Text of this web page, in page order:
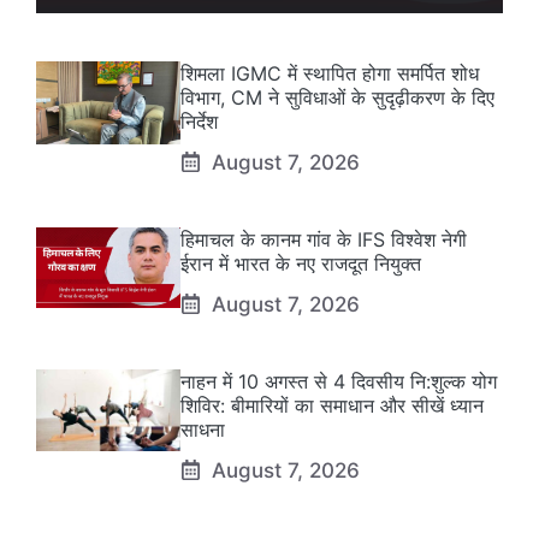
शिमला IGMC में स्थापित होगा समर्पित शोध
विभाग, CM ने सुविधाओं के सुदृढ़ीकरण के दिए
निर्देश
August 7, 2026
हिमाचल के कानम गांव के IFS विश्वेश नेगी
ईरान में भारत के नए राजदूत नियुक्त
August 7, 2026
नाहन में 10 अगस्त से 4 दिवसीय नि:शुल्क योग
शिविर: बीमारियों का समाधान और सीखें ध्यान
साधना
August 7, 2026